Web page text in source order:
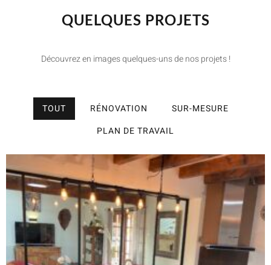
QUELQUES PROJETS
Découvrez en images quelques-uns de nos projets !
TOUT RÉNOVATION
SUR-MESURE
PLAN DE TRAVAIL